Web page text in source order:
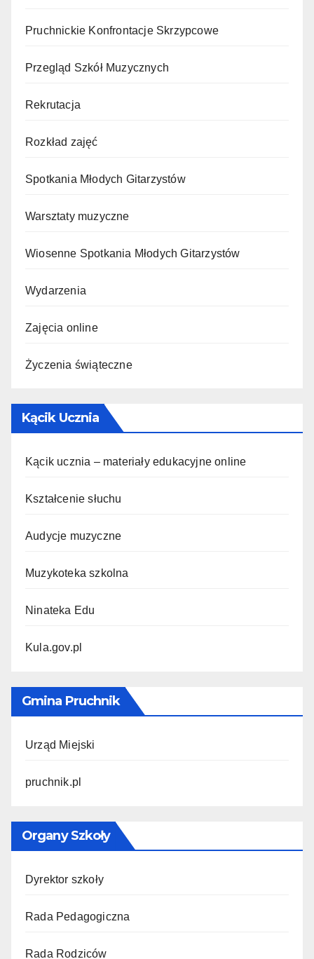
Pruchnickie Konfrontacje Skrzypcowe
Przegląd Szkół Muzycznych
Rekrutacja
Rozkład zajęć
Spotkania Młodych Gitarzystów
Warsztaty muzyczne
Wiosenne Spotkania Młodych Gitarzystów
Wydarzenia
Zajęcia online
Życzenia świąteczne
Kącik Ucznia
Kącik ucznia – materiały edukacyjne online
Kształcenie słuchu
Audycje muzyczne
Muzykoteka szkolna
Ninateka Edu
Kula.gov.pl
Gmina Pruchnik
Urząd Miejski
pruchnik.pl
Organy Szkoły
Dyrektor szkoły
Rada Pedagogiczna
Rada Rodziców